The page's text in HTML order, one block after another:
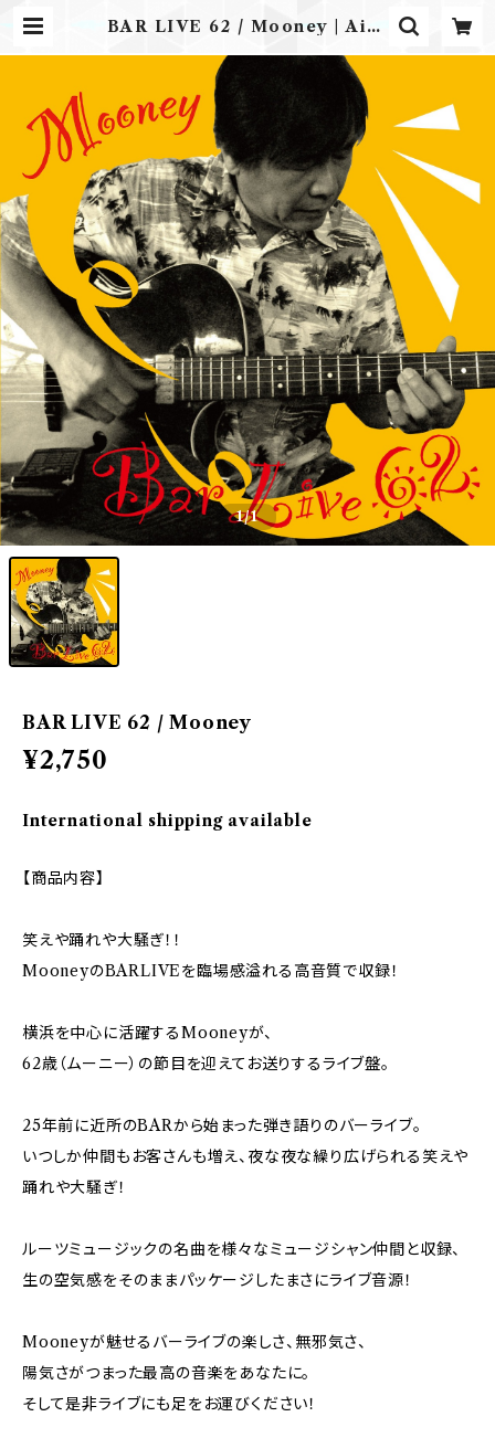
BAR LIVE 62 / Mooney | Airp
1/1
BAR LIVE 62 / Mooney
¥2,750
International shipping available
【商品内容】
笑えや踊れや大騒ぎ！！
MooneyのBARLIVEを臨場感溢れる高音質で収録！
横浜を中心に活躍するMooneyが、
62歳（ムーニー）の節目を迎えてお送りするライブ盤。
25年前に近所のBARから始まった弾き語りのバーライブ。
いつしか仲間もお客さんも増え、夜な夜な繰り広げられる笑えや
踊れや大騒ぎ！
ルーツミュージックの名曲を様々なミュージシャン仲間と収録、
生の空気感をそのままパッケージしたまさにライブ音源！
Mooneyが魅せるバーライブの楽しさ、無邪気さ、
陽気さがつまった最高の音楽をあなたに。
そして是非ライブにも足をお運びください！